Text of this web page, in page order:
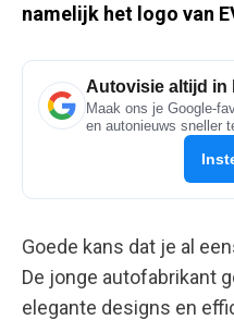
namelijk het logo van
Autovisie altijd in
Maak ons je Google-
en autonieuws sneller
Goede kans dat je al
De jonge autofabrikant
elegante designs en